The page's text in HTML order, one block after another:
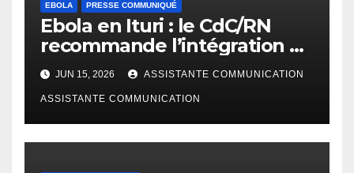
EBOLA PRESSE COMMUNIQUÉ
Ebola en Ituri : le CdC/RN
recommande l’intégration de
l’approche d’éducation
populaire pour lutter contre
la propagation de cette
épidémie
JUN 15, 2026 ASSISTANTE COMMUNICATION
ASSISTANTE COMMUNICATION